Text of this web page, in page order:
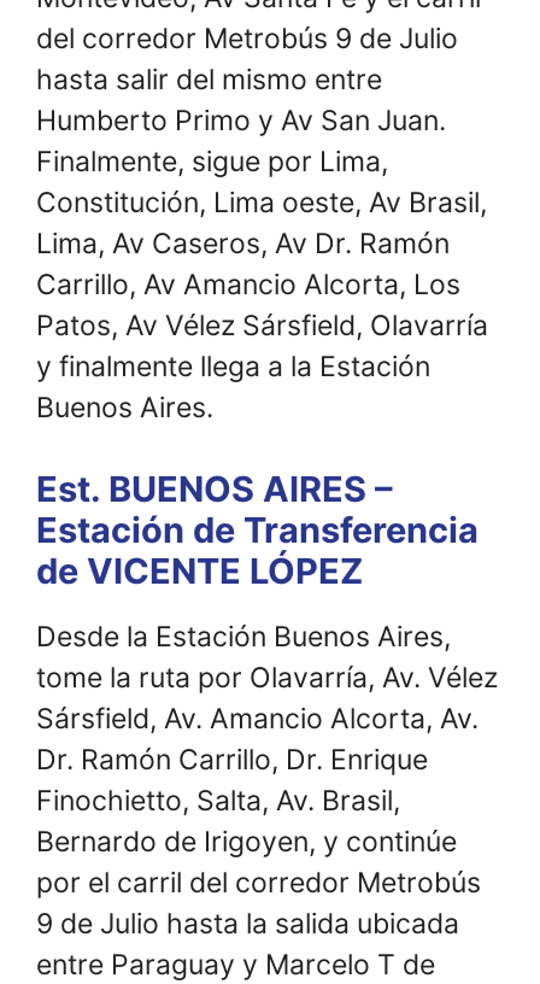
del corredor Metrobús 9 de Julio
hasta salir del mismo entre
Humberto Primo y Av San Juan.
Finalmente, sigue por Lima,
Constitución, Lima oeste, Av Brasil,
Lima, Av Caseros, Av Dr. Ramón
Carrillo, Av Amancio Alcorta, Los
Patos, Av Vélez Sársfield, Olavarría
y finalmente llega a la Estación
Buenos Aires.
Est. BUENOS AIRES –
Estación de Transferencia
de VICENTE LÓPEZ
Desde la Estación Buenos Aires,
tome la ruta por Olavarría, Av. Vélez
Sársfield, Av. Amancio Alcorta, Av.
Dr. Ramón Carrillo, Dr. Enrique
Finochietto, Salta, Av. Brasil,
Bernardo de Irigoyen, y continúe
por el carril del corredor Metrobús
9 de Julio hasta la salida ubicada
entre Paraguay y Marcelo T de